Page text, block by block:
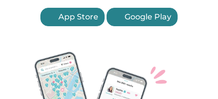
App Store Google Play